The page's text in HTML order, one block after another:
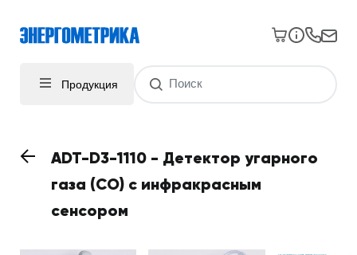
Продукция
ADT-D3-1110 - Детектор угарного
газа (CO) с инфракрасным
сенсором